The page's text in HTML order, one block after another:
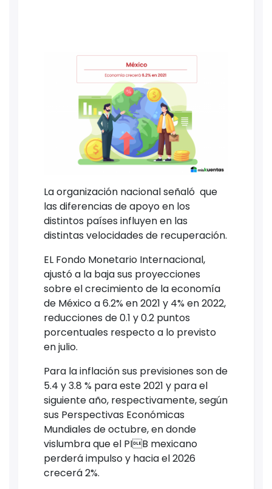
La organización nacional señaló que
las diferencias de apoyo en los
distintos países influyen en las
distintas velocidades de recuperación.
EL Fondo Monetario Internacional,
ajustó a la baja sus proyecciones
sobre el crecimiento de la economía
de México a 6.2% en 2021 y 4% en 2022,
reducciones de 0.1 y 0.2 puntos
porcentuales respecto a lo previsto
en julio.
Para la inflación sus previsiones son de
5.4 y 3.8 % para este 2021 y para el
siguiente año, respectivamente, según
sus Perspectivas Económicas
Mundiales de octubre, en donde
vislumbra que el PIB mexicano
perderá impulso y hacia el 2026
crecerá 2%.